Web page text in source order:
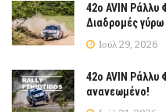
42ο AVIN Ράλλυ
Διαδρομές
Ιούλ 29, 2026
42ο AVIN Ράλλυ
ανανεωμένο!